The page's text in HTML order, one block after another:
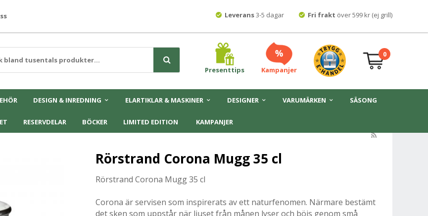
Leverans3-5 dagar Fri frakt över 599 kr (ej grill)
Presenttips Kampanjer
0
DESIGN & INREDNING ELARTIKLAR & MASKINER DESIGNER VARUMÄRKEN SÄSONG
RESERVDELAR BÖCKER LIMITED EDITION
KAMPANJER
Rörstrand Corona Mugg 35 cl
Rörstrand Corona Mugg 35 cl
Corona är servisen som inspirerats av ett naturfenomen. Närmare bestämt
det sken som uppstår när ljuset från månen lyser och böjs genom små